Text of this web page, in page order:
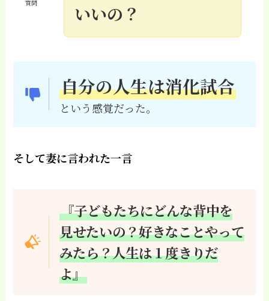
質問
いいの？
自分の人生は消化試合
という感覚だった。
そして妻に言われた一言
『子どもたちにどんな背中を
見せたいの？好きなことやって
みたら？人生は１度きりだ
よ』